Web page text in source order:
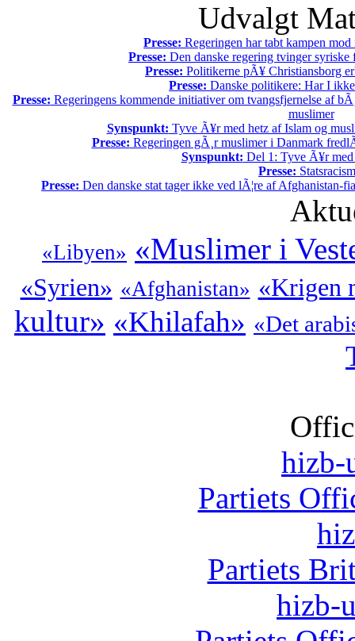
Udvalgt
Presse: Regeringen har tabt kampen
Presse: Den danske regering tvinger
Presse: Politikerne pÃ¥ Christiansborg
Presse: Danske politikere: Har I
Presse: Regeringens kommende initiativer om tvangsfjernelse af
muslimer
Synspunkt: Tyve Ã¥r med hetz af Islam og
Presse: Regeringen gÃ¸r muslimer i Danmark
Synspunkt: Del 1: Tyve Ã¥r med
Presse:
Presse: Den danske stat tager ikke ved lÃ¦re af Afghanistan-
«Libyen» «Muslimer i
«Syrien» «Afghanistan» «Krigen
kultur» «Khilafah» «Det
hizb-
Partiets
Partiets
hizb-